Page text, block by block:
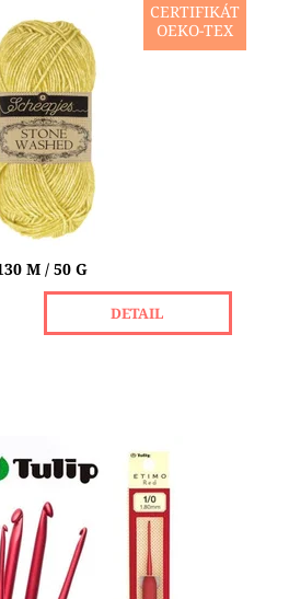
CERTIFIKÁT
OEKO-TEX
110,-Kč na 95,-Kč!!!!
Legendární příze s duší
stylu! 🌊✨
10
M / 50 G
DETAIL
Vám nabízí ideální
a pohodlím. Díky
s měkkým úchopem si
2